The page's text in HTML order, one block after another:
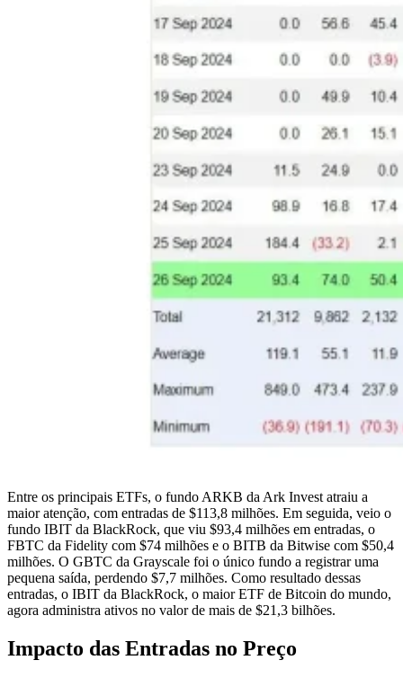
Entre os principais ETFs, o fundo ARKB da Ark Invest atraiu a
maior atenção, com entradas de $113,8 milhões. Em seguida, veio o
fundo IBIT da BlackRock, que viu $93,4 milhões em entradas, o
FBTC da Fidelity com $74 milhões e o BITB da Bitwise com $50,4
milhões. O GBTC da Grayscale foi o único fundo a registrar uma
pequena saída, perdendo $7,7 milhões. Como resultado dessas
entradas, o IBIT da BlackRock, o maior ETF de Bitcoin do mundo,
agora administra ativos no valor de mais de $21,3 bilhões.
Impacto das Entradas no Preço